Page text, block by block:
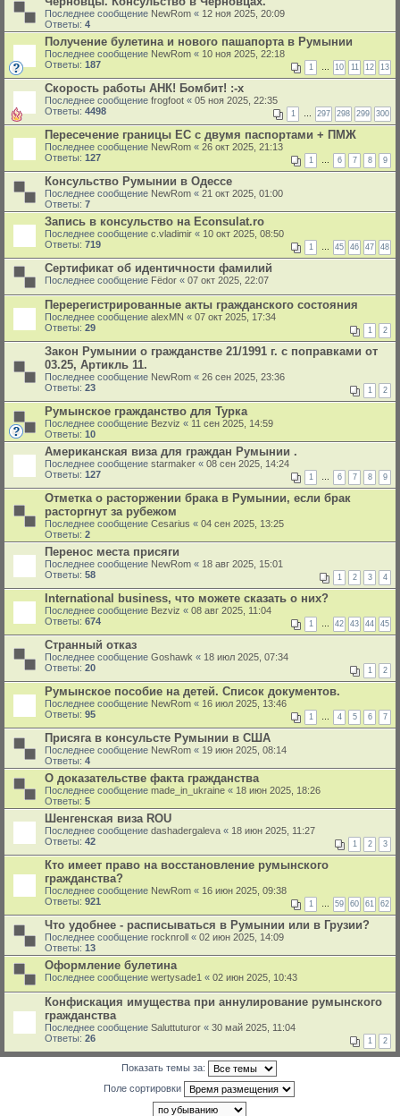
Последнее сообщение NewRom « 12 ноя 2025, 20:09
Ответы: 4
Получение булетина и нового пашапорта в Румынии
Последнее сообщение NewRom « 10 ноя 2025, 22:18
Ответы: 187 1 … 10 11 12 13
Скорость работы АНК! Бомбит! :-x
Последнее сообщение frogfoot « 05 ноя 2025, 22:35
Ответы: 4498 1 … 297 298 299 300
Пересечение границы ЕС с двумя паспортами + ПМЖ
Последнее сообщение NewRom « 26 окт 2025, 21:13
Ответы: 127 1 … 6 7 8 9
Консульство Румынии в Одессе
Последнее сообщение NewRom « 21 окт 2025, 01:00
Ответы: 7
Запись в консульство на Econsulat.ro
Последнее сообщение c.vladimir « 10 окт 2025, 08:50
Ответы: 719 1 … 45 46 47 48
Сертификат об идентичности фамилий
Последнее сообщение Fёdor « 07 окт 2025, 22:07
Перерегистрированные акты гражданского состояния
Последнее сообщение alexMN « 07 окт 2025, 17:34
Ответы: 29 1 2
Закон Румынии о гражданстве 21/1991 г. с поправками от
03.25, Артикль 11.
Последнее сообщение NewRom « 26 сен 2025, 23:36
Ответы: 23 1 2
Румынское гражданство для Турка
Последнее сообщение Bezviz « 11 сен 2025, 14:59
Ответы: 10
Американская виза для граждан Румынии .
Последнее сообщение starmaker « 08 сен 2025, 14:24
Ответы: 127 1 … 6 7 8 9
Отметка о расторжении брака в Румынии, если брак
расторгнут за рубежом
Последнее сообщение Cesarius « 04 сен 2025, 13:25
Ответы: 2
Перенос места присяги
Последнее сообщение NewRom « 18 авг 2025, 15:01
Ответы: 58 1 2 3 4
International business, что можете сказать о них?
Последнее сообщение Bezviz « 08 авг 2025, 11:04
Ответы: 674 1 … 42 43 44 45
Странный отказ
Последнее сообщение Goshawk « 18 июл 2025, 07:34
Ответы: 20 1 2
Румынское пособие на детей. Список документов.
Последнее сообщение NewRom « 16 июл 2025, 13:46
Ответы: 95 1 … 4 5 6 7
Присяга в консульсте Румынии в США
Последнее сообщение NewRom « 19 июн 2025, 08:14
Ответы: 4
О доказательстве факта гражданства
Последнее сообщение made_in_ukraine « 18 июн 2025, 18:26
Ответы: 5
Шенгенская виза ROU
Последнее сообщение dashadergaleva « 18 июн 2025, 11:27
Ответы: 42 1 2 3
Кто имеет право на восстановление румынского
гражданства?
Последнее сообщение NewRom « 16 июн 2025, 09:38
Ответы: 921 1 … 59 60 61 62
Что удобнее - расписываться в Румынии или в Грузии?
Последнее сообщение rocknroll « 02 июн 2025, 14:09
Ответы: 13
Оформление булетина
Последнее сообщение wertysade1 « 02 июн 2025, 10:43
Конфискация имущества при аннулирование румынского
гражданства
Последнее сообщение Saluttuturor « 30 май 2025, 11:04
Ответы: 26 1 2
Показать темы за:
Поле сортировки